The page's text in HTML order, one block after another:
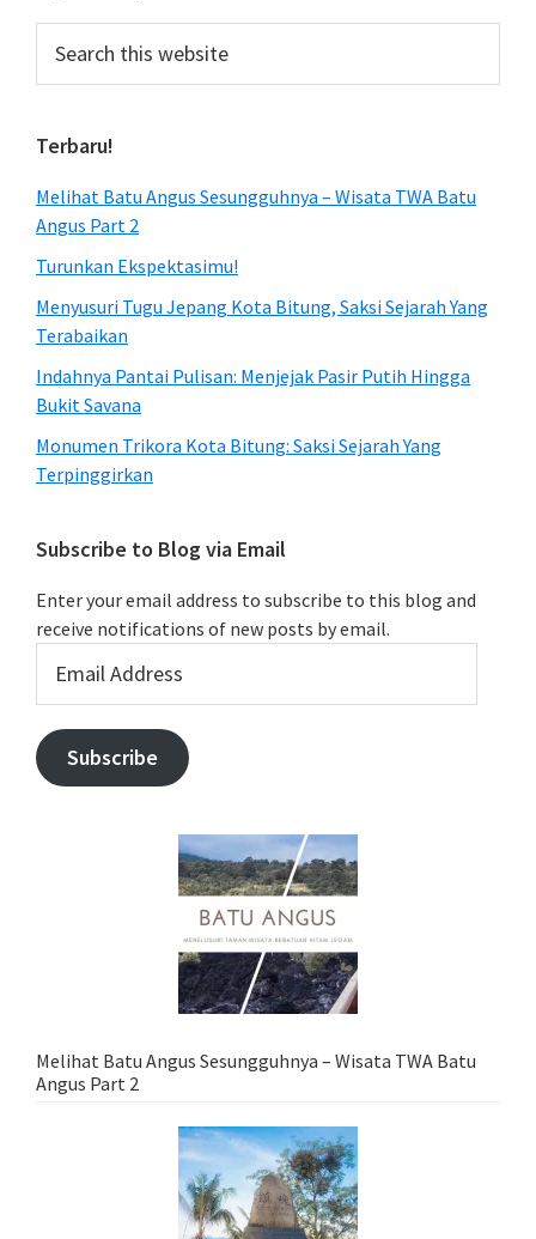
this
Terbaru!
Melihat Batu Angus Sesungguhnya – Wisata TWA Batu
Angus Part 2
Turunkan Ekspektasimu!
Menyusuri Tugu Jepang Kota Bitung, Saksi Sejarah Yang
Terabaikan
Indahnya Pantai Pulisan: Menjejak Pasir Putih Hingga
Bukit Savana
Monumen Trikora Kota Bitung: Saksi Sejarah Yang
Terpinggirkan
Subscribe to Blog via Email
Enter your email address to subscribe to this blog and
receive notifications of new posts by email.
Address
Subscribe
Melihat Batu Angus Sesungguhnya – Wisata TWA Batu
Angus Part 2